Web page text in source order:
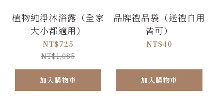
植物純淨沐浴露（全家
大小都適用）
NT$725
NT$1,085
加入購物車
品牌禮品袋（送禮自用
皆可）
NT$40
加入購物車